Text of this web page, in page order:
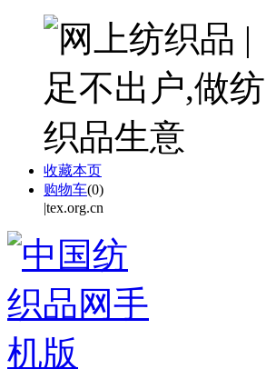
收藏本页
购物车(0)
|tex.org.cn